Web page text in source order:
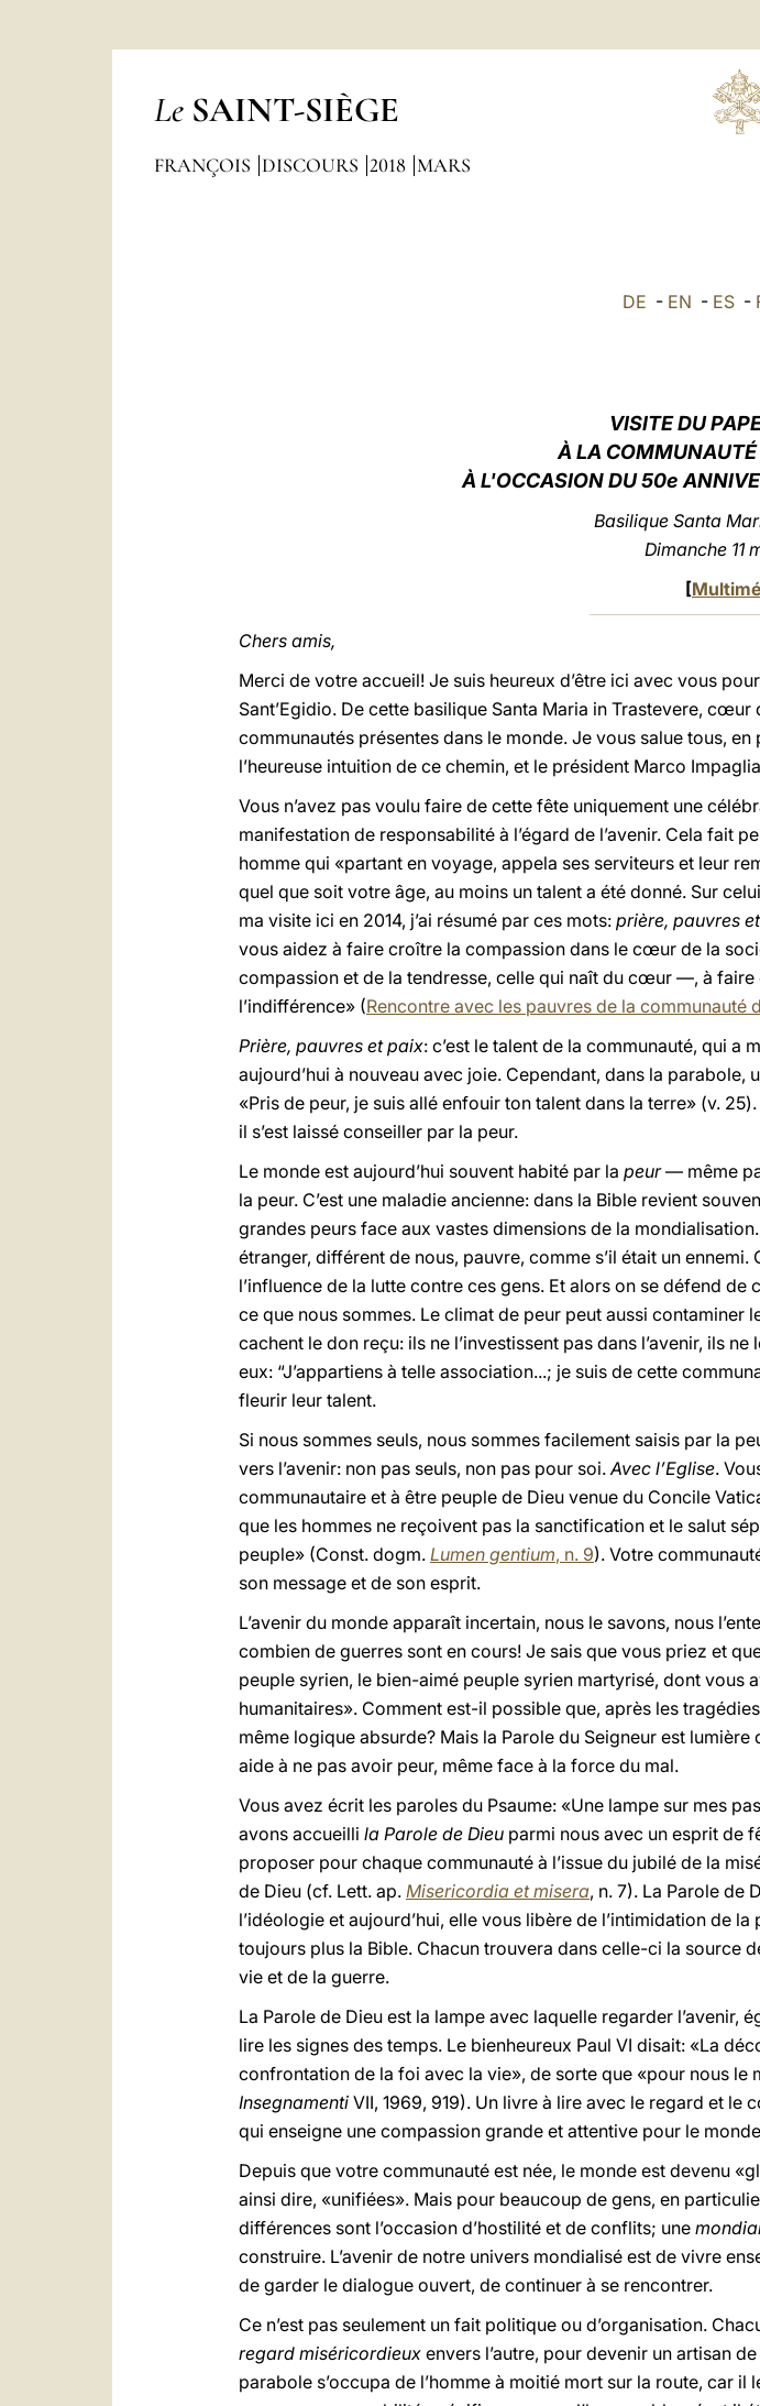
Le SAINT-SIÈGE
FRANÇOIS DISCOURS 2018 MARS
DE - EN - ES -
VISITEDU
À LA
À L'OCCASION DU 50e
Basilique Santa
Dimanche 11
[
Chers amis,
Merci de votre accueil! Je suis heureux d’être ici avec vous
Sant’Egidio. De cette basilique Santa Maria in Trastevere,
communautés présentes dans le monde. Je vous salue tous,
l’heureuse intuition de ce chemin, et le président Marco
Vous n’avez pas voulu faire de cette fête uniquement une
manifestation de responsabilité à l’égard de l’avenir. Cela fait
homme qui «partant en voyage, appela ses serviteurs et leur
quel que soit votre âge, au moins un talent a été donné. Sur
ma visite ici en 2014, j’ai résumé par ces mots: prière, pauvres
vous aidez à faire croître la compassion dans le cœur de la
compassion et de la tendresse, celle qui naît du cœur —, à faire
l’indifférence» (Rencontre avec les pauvres de la communauté
Prière, pauvres et paix: c’est le talent de la communauté, qui a
aujourd’hui à nouveau avec joie. Cependant, dans la
«Pris de peur, je suis allé enfouir ton talent dans la terre» (v.
il s’est laissé conseiller par la peur.
Le monde est aujourd’hui souvent habité par la peur— même
la peur. C’est une maladie ancienne: dans la Bible revient
grandes peurs face aux vastes dimensions de la
étranger, différent de nous, pauvre, comme s’il était un
l’influence de la lutte contre ces gens. Et alors on se défend
ce que nous sommes. Le climat de peur peut aussi contaminer
cachent le don reçu: ils ne l’investissent pas dans l’avenir, ils
eux: “J’appartiens à telle association...; je suis de cette
fleurir leur talent.
Si nous sommes seuls, nous sommes facilement saisis par la
vers l’avenir: non pas seuls, non pas pour soi.Avec l’Eglise.
communautaire et à être peuple de Dieu venue du Concile
que les hommes ne reçoivent pas la sanctification et le salut
peuple» (Const. dogm. Lumen gentium, n. 9). Votre
son message et de son esprit.
L’avenir du monde apparaît incertain, nous le savons, nous
combien de guerres sont en cours! Je sais que vous priez et
peuple syrien, le bien-aimé peuple syrien martyrisé, dont vous
humanitaires». Comment est-il possible que, après les
même logique absurde? Mais la Parole du Seigneur est
aide à ne pas avoir peur, même face à la force du mal.
Vous avez écrit les paroles du Psaume: «Une lampe sur mes
avons accueilli la Parole de Dieu parmi nous avec un esprit de
proposer pour chaque communauté à l’issue du jubilé de la
de Dieu (cf. Lett. ap. Misericordia et misera, n. 7). La Parole de
l’idéologie et aujourd’hui, elle vous libère de l’intimidation de
toujours plus la Bible. Chacun trouvera dans celle-ci la source
vie et de la guerre.
La Parole de Dieu est la lampe avec laquelle regarder l’avenir,
lire les signes des temps. Le bienheureux Paul VI disait: «La
confrontation de la foi avec la vie», de sorte que «pour nous le
Insegnamenti VII, 1969, 919). Un livre à lire avec le regard et
qui enseigne une compassion grande et attentive pour le
Depuis que votre communauté est née, le monde est devenu
ainsi dire, «unifiées». Mais pour beaucoup de gens, en
différences sont l’occasion d’hostilité et de conflits; une
construire. L’avenir de notre univers mondialisé est de vivre
de garder le dialogue ouvert, de continuer à se rencontrer.
Ce n’est pas seulement un fait politique ou d’organisation.
regard miséricordieux envers l’autre, pour devenir un artisan
parabole s’occupa de l’homme à moitié mort sur la route, car